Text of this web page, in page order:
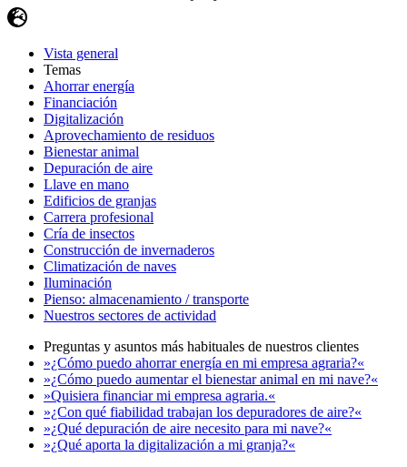
Vista general
Temas
Ahorrar energía
Financiación
Digitalización
Aprovechamiento de residuos
Bienestar animal
Depuración de aire
Llave en mano
Edificios de granjas
Carrera profesional
Cría de insectos
Construcción de invernaderos
Climatización de naves
Iluminación
Pienso: almacenamiento / transporte
Nuestros sectores de actividad
Preguntas y asuntos más habituales de nuestros clientes
»¿Cómo puedo ahorrar energía en mi empresa agraria?«
»¿Cómo puedo aumentar el bienestar animal en mi nave?«
»Quisiera financiar mi empresa agraria.«
»¿Con qué fiabilidad trabajan los depuradores de aire?«
»¿Qué depuración de aire necesito para mi nave?«
»¿Qué aporta la digitalización a mi granja?«